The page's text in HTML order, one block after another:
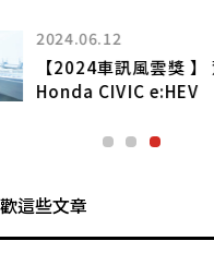
2024.06.12
【2024車訊風雲獎 】
Honda CIVIC e:HEV
這些文章